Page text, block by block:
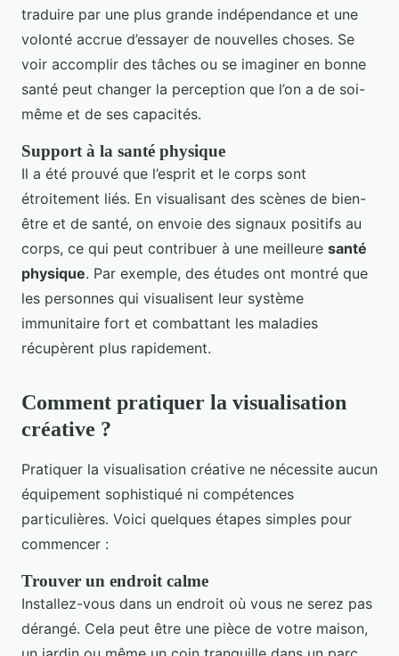
traduire par une plus grande indépendance et une
volonté accrue d’essayer de nouvelles choses. Se
voir accomplir des tâches ou se imaginer en bonne
santé peut changer la perception que l’on a de soi-
même et de ses capacités.
Support à la santé physique
Il a été prouvé que l’esprit et le corps sont
étroitement liés. En visualisant des scènes de bien-
être et de santé, on envoie des signaux positifs au
corps, ce qui peut contribuer à une meilleure santé
physique. Par exemple, des études ont montré que
les personnes qui visualisent leur système
immunitaire fort et combattant les maladies
récupèrent plus rapidement.
Comment pratiquer la visualisation
créative ?
Pratiquer la visualisation créative ne nécessite aucun
équipement sophistiqué ni compétences
particulières. Voici quelques étapes simples pour
commencer :
Trouver un endroit calme
Installez-vous dans un endroit où vous ne serez pas
dérangé. Cela peut être une pièce de votre maison,